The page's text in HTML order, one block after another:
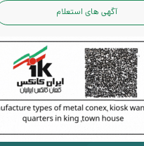
آگهی های استعلام